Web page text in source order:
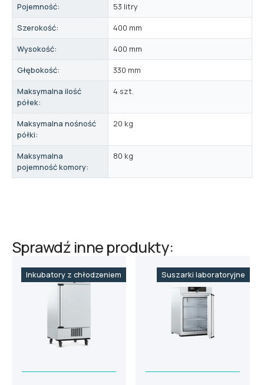
Pojemność:
53 litry
Szerokość:
400 mm
Wysokość:
400 mm
Głębokość:
330 mm
Maksymalna ilość
półek:
4 szt.
Maksymalna nośność
półki:
20 kg
Maksymalna
pojemność komory:
80 kg
Sprawdź inne produkty:
Inkubatory z chłodzeniem Suszarki laboratoryjne